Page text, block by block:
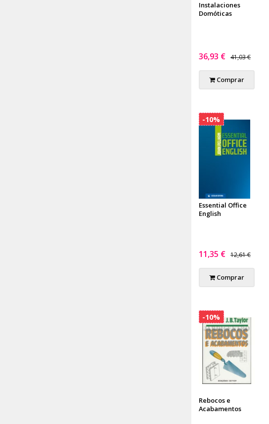
Instalaciones
Domóticas
36,93 € 41,03 €
Comprar
Essential Office
English
11,35 € 12,61 €
Comprar
-10%
Rebocos e
Acabamentos
-10%